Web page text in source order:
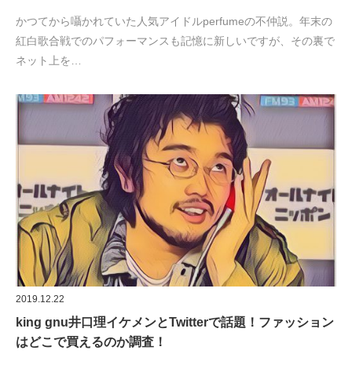
かつてから囁かれていた人気アイドルperfumeの不仲説。年末の
紅白歌合戦でのパフォーマンスも記憶に新しいですが、その裏で
ネット上を…
2019.12.22
king gnu井口理イケメンとTwitterで話題！ファッション
はどこで買えるのか調査！